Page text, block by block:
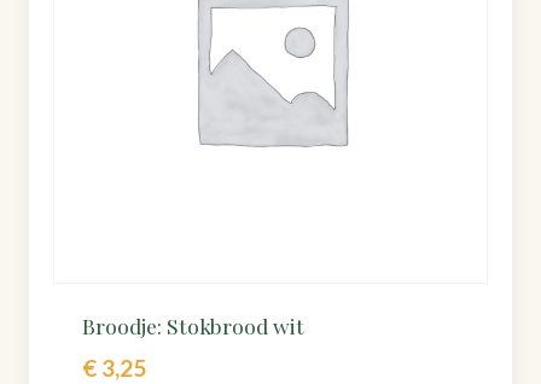
Broodje: Stokbrood wit
€ 3,25